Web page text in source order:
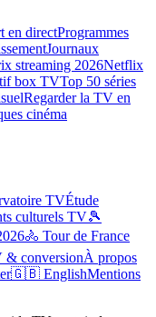
en directProgrammes
Journaux
streaming 2026Netflix
box TVTop 50 séries
Regarder la TV en
cinéma
TVÉtude
culturels TV🎾
🚴 Tour de France
& conversionÀ propos
🇬🇧 EnglishMentions